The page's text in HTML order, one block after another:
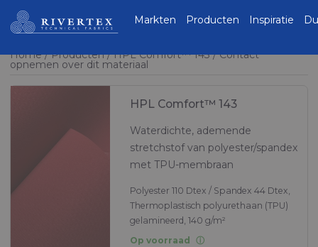
Home Producten HPL Comfort™ 143 Contact
opnemen over dit materiaal
HPL Comfort™ 143
Waterdichte, ademende
stretchstof van polyester/spandex
met TPU-membraan
Polyester 110 Dtex / Spandex 44 Dtex,
Thermoplastisch polyurethaan (TPU)
gelamineerd, 140 g/m²
Op voorraad
Rivertex Technical
Fabrics Group
Markten Producten Inspiratie